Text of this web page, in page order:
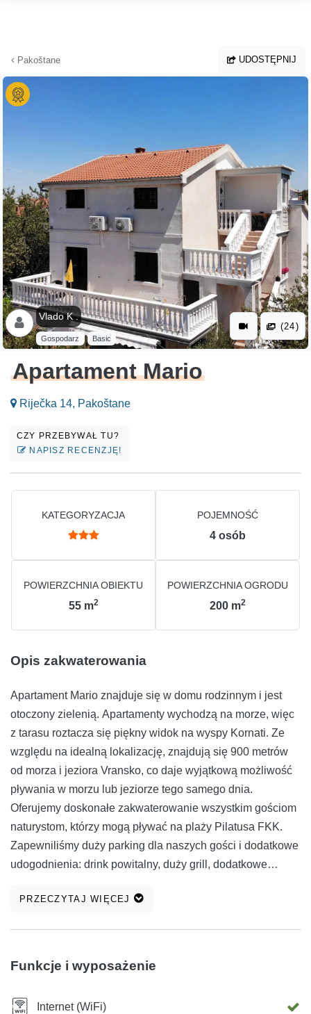
Pakoštane UDOSTĘPNIJ
Vlado K .
Gospodarz Basic
(24)
Apartament Mario
Riječka 14, Pakoštane
CZY PRZEBYWAŁ TU?
NAPISZ RECENZJĘ!
KATEGORYZACJA POJEMNOŚĆ
4 osób
POWIERZCHNIA OBIEKTU
55 m2
POWIERZCHNIA OGRODU
200 m2
Opis zakwaterowania
Apartament Mario znajduje się w domu rodzinnym i jest
otoczony zielenią. Apartamenty wychodzą na morze, więc
z tarasu roztacza się piękny widok na wyspy Kornati. Ze
względu na idealną lokalizację, znajdują się 900 metrów
od morza i jeziora Vransko, co daje wyjątkową możliwość
pływania w morzu lub jeziorze tego samego dnia.
Oferujemy doskonałe zakwaterowanie wszystkim gościom
naturystom, którzy mogą pływać na plaży Pilatusa FKK.
Zapewniliśmy duży parking dla naszych gości i dodatkowe
udogodnienia: drink powitalny, duży grill, dodatkowe
małych dzieci itp. Dla wszystkich naszych gości
Park Mirnovec., więc możemy zapewnić Ci wysokiej
jakości zakwaterowanie, gdy zdecydujesz się odwiedzić
ten park
PRZECZYTAJ WIĘCEJ
Funkcje i wyposażenie
Internet (WiFi)